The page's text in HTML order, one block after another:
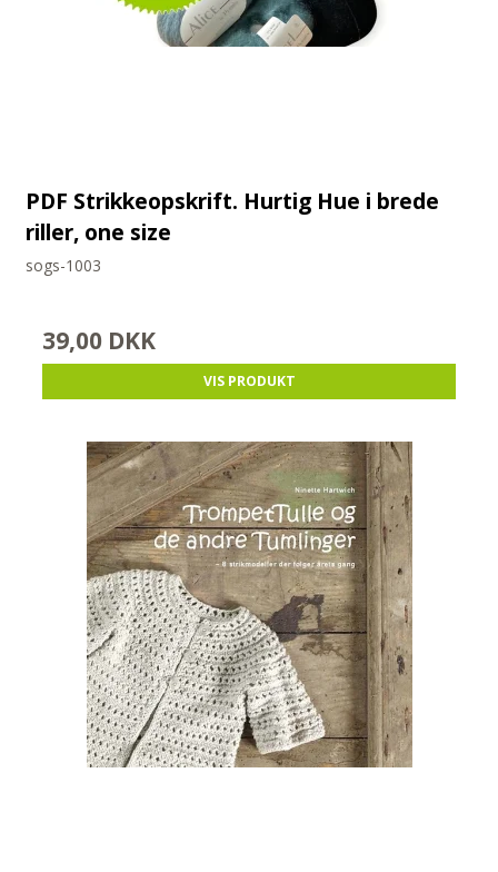
PDF Strikkeopskrift. Hurtig Hue i brede
riller, one size
sogs-1003
39,00 DKK
VIS PRODUKT